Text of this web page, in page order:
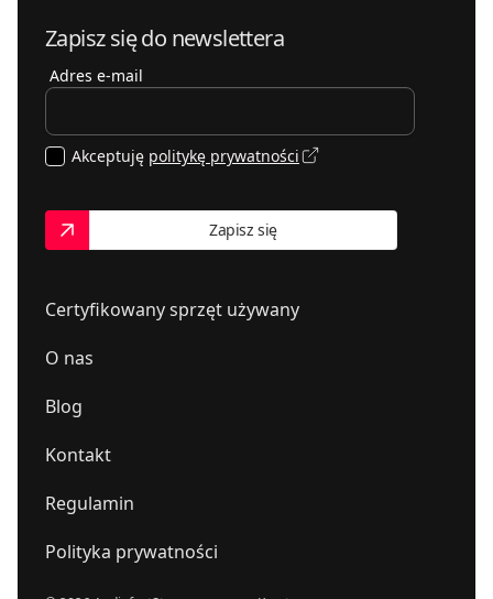
Certyfikowany sprzęt używany
O nas
Blog
Kontakt
Regulamin
Polityka prywatności
Zapisz się do newslettera
Adres e-mail
Akceptuję politykę prywatności
Zapisz się